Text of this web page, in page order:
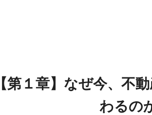
【第１章】なぜ今、不
わるの